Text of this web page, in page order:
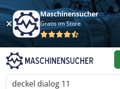
Maschinensucher
Gratis im Store